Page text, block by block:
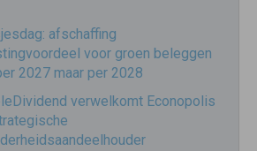
afschaffing
voor groen beleggen
2027 maar per 2028
verwelkomt Econopolis